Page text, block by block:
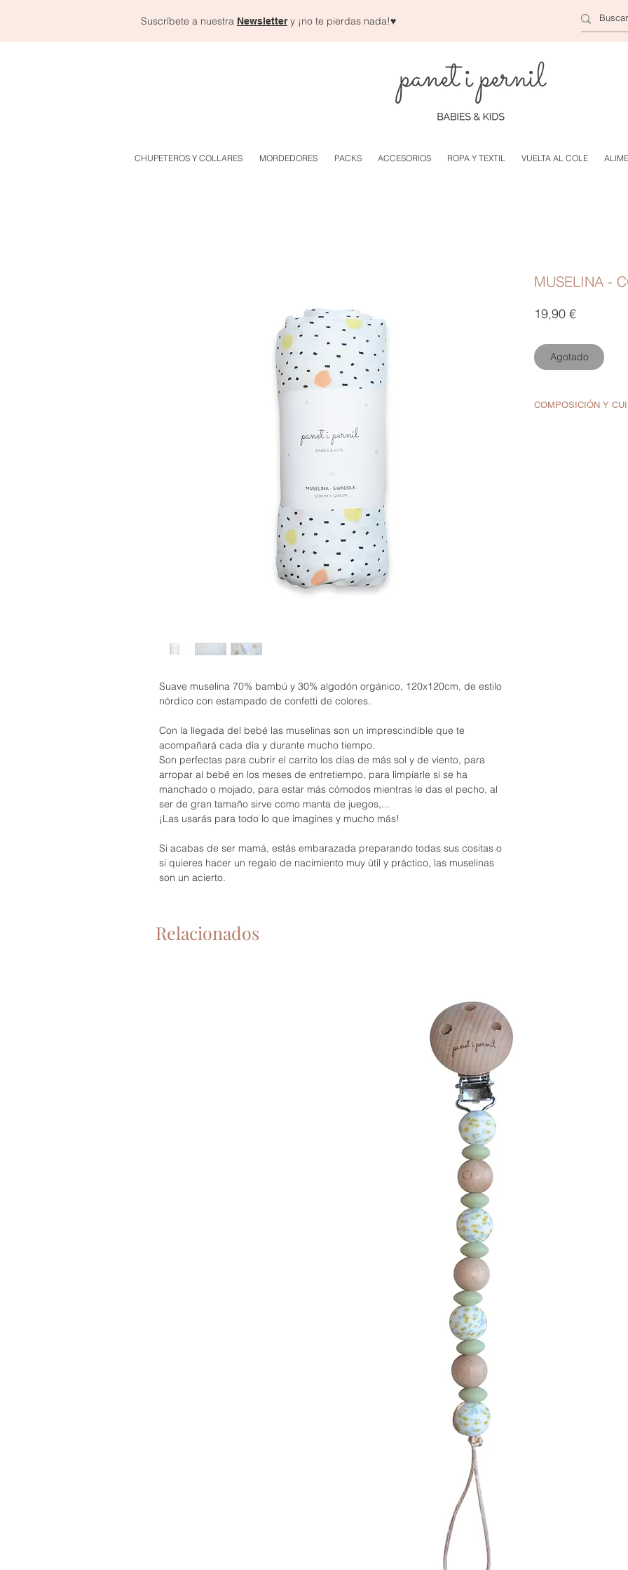
Suscríbete a nuestra Newslettery ¡no te pierdas nada!♥
CHUPETEROS Y COLLARES MORDEDORES PACKS ACCESORIOS ROPA Y TEXTIL VUELTA AL COLE
Relacionados
Suave muselina 70% bambú y 30% algodón orgánico, 120x120cm, de estilo
nórdico con estampado de confetti de colores.
Con la llegada del bebé las muselinas son un imprescindible que te
acompañará cada día y durante mucho tiempo.
Son perfectas para cubrir el carrito los días de más sol y de viento, para
arropar al bebé en los meses de entretiempo, para limpiarle si se ha
manchado o mojado, para estar más cómodos mientras le das el pecho, al
ser de gran tamaño sirve como manta de juegos,...
¡Las usarás para todo lo que imagines y mucho más!
Si acabas de ser mamá, estás embarazada preparando todas sus cositas o
si quieres hacer un regalo de nacimiento muy útil y práctico, las muselinas
son un acierto.
MUSELINA -
19,90 €Precio
Agotado
COMPOSICIÓN Y